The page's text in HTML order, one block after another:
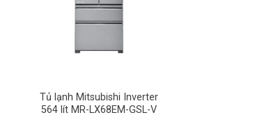
Tủ lạnh Mitsubishi Inverter
564 lít MR-LX68EM-GSL-V